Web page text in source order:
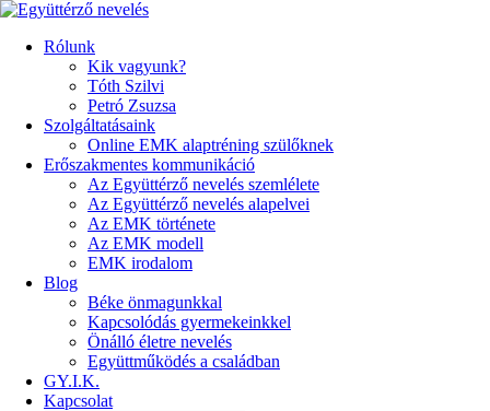
Rólunk
Kik vagyunk?
Tóth Szilvi
Petró Zsuzsa
Szolgáltatásaink
Online EMK alaptréning szülőknek
Erőszakmentes kommunikáció
Az Együttérző nevelés szemlélete
Az Együttérző nevelés alapelvei
Az EMK története
Az EMK modell
EMK irodalom
Blog
Béke önmagunkkal
Kapcsolódás gyermekeinkkel
Önálló életre nevelés
Együttműködés a családban
GY.I.K.
Kapcsolat